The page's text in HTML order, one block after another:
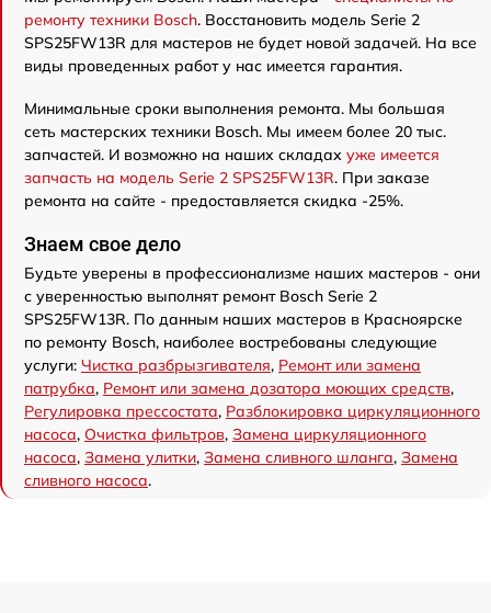
ремонту техники Bosch. Восстановить модель Serie 2
SPS25FW13R для мастеров не будет новой задачей. На все
виды проведенных работ у нас имеется гарантия.
Минимальные сроки выполнения ремонта. Мы большая
сеть мастерских техники Bosch. Мы имеем более 20 тыс.
запчастей. И возможно на наших складах уже имеется
запчасть на модель Serie 2 SPS25FW13R. При заказе
ремонта на сайте - предоставляется скидка -25%.
Знаем свое дело
Будьте уверены в профессионализме наших мастеров - они
с уверенностью выполнят ремонт Bosch Serie 2
SPS25FW13R. По данным наших мастеров в Красноярске
по ремонту Bosch, наиболее востребованы следующие
услуги: Чистка разбрызгивателя, Ремонт или замена
патрубка, Ремонт или замена дозатора моющих средств,
Регулировка прессостата, Разблокировка циркуляционного
насоса, Очистка фильтров, Замена циркуляционного
насоса, Замена улитки, Замена сливного шланга, Замена
сливного насоса.